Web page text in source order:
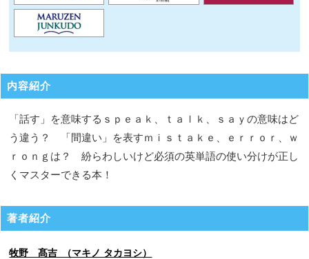
内容紹介
「話す」を意味するｓｐｅａｋ、ｔａｌｋ、ｓａｙの意味はど
う違う？ 「間違い」を表すｍｉｓｔａｋｅ、ｅｒｒｏｒ、ｗ
ｒｏｎｇは？ 紛らわしいけど必須の英単語の使い分けが正し
くマスターできる本！
著者紹介
牧野 髙吉 （マキノ タカヨシ）